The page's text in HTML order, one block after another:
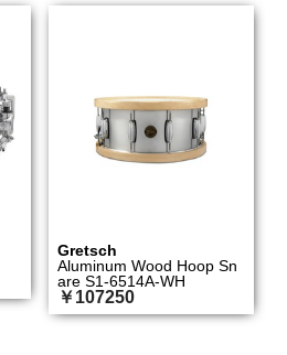
Gretsch
Aluminum Wood Hoop Sn
are S1-6514A-WH
￥107250